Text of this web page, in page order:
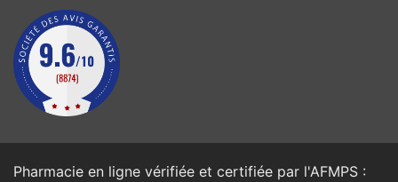
Pharmacie en ligne vérifiée et certifiée par l'AFMPS :